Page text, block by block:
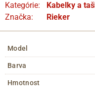
Kategórie:
Kabelky a
Značka:
Rieker
Model
Barva
Hmotnost